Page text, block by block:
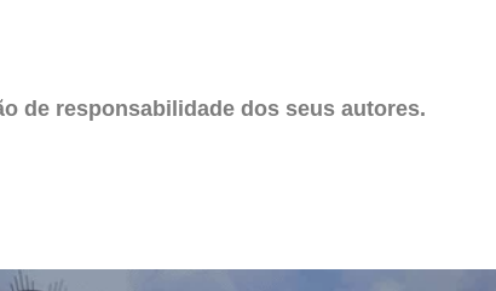
de responsabilidade dos seus autores.